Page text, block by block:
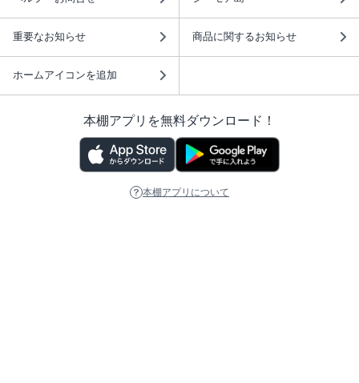
重要なお知らせ 商品に関するお知らせ
ホームアイコンを追加
本棚アプリを無料ダウンロード！
本棚アプリについて